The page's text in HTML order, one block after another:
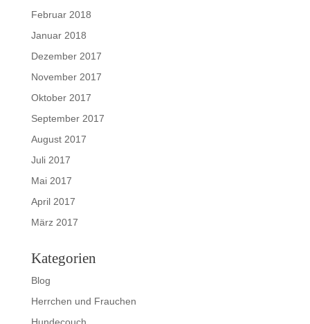
Februar 2018
Januar 2018
Dezember 2017
November 2017
Oktober 2017
September 2017
August 2017
Juli 2017
Mai 2017
April 2017
März 2017
Kategorien
Blog
Herrchen und Frauchen